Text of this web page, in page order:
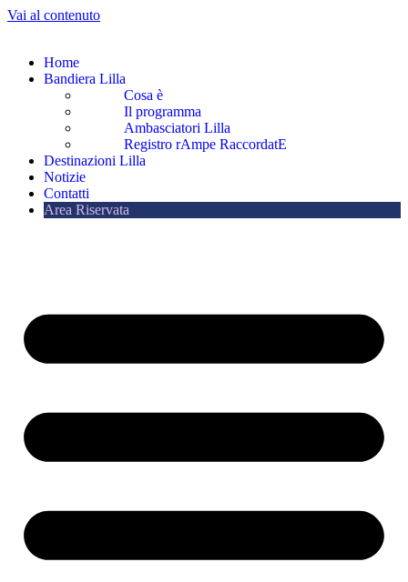
Vai al contenuto
Home
Bandiera Lilla
Cosa è
Il programma
Ambasciatori Lilla
Registro rAmpe RaccordatE
Destinazioni Lilla
Notizie
Contatti
Area Riservata